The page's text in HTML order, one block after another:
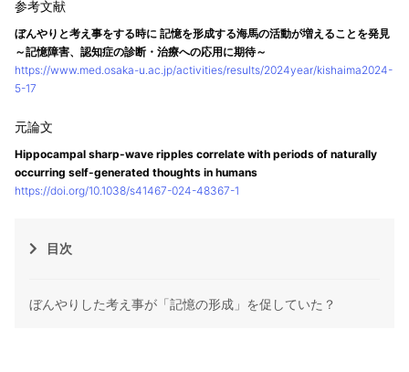
ぼんやりと考え事をする時に 記憶を形成する海馬の活動が増えることを発見
～記憶障害、認知症の診断・治療への応用に期待～
https://www.med.osaka-u.ac.jp/activities/results/2024year/kishaima2024-
5-17
Hippocampal sharp-wave ripples correlate with periods of naturally
occurring self-generated thoughts in humans
https://doi.org/10.1038/s41467-024-48367-1
目次
ぼんやりした考え事が「記憶の形成」を促していた？